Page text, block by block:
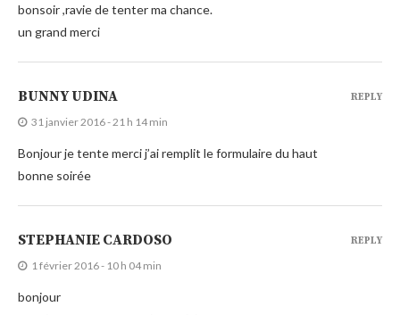
bonsoir ,ravie de tenter ma chance.
un grand merci
BUNNY UDINA
31 janvier 2016 - 21 h 14 min
Bonjour je tente merci j’ai remplit le formulaire du haut
bonne soirée
REPLY
STEPHANIE CARDOSO
1 février 2016 - 10 h 04 min
bonjour
REPLY